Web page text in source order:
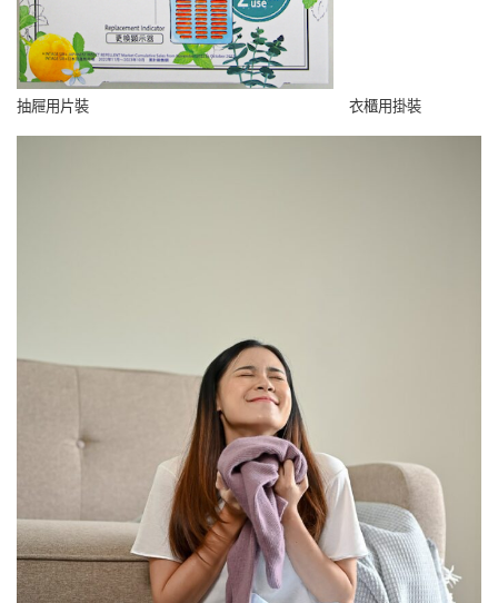
抽屜用片裝 衣櫃用掛裝